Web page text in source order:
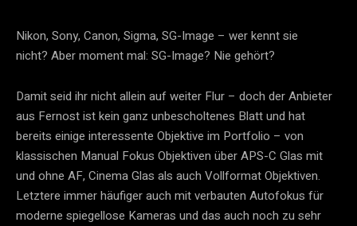
Nikon, Sony, Canon, Sigma, SG-Image – wer kennt sie
nicht? Aber moment mal: SG-Image? Nie gehört?
Damit seid ihr nicht allein auf weiter Flur – doch der Anbieter
aus Fernost ist kein ganz unbescholtenes Blatt und hat
bereits einige interessente Objektive im Portfolio – von
klassischen Manual Fokus Objektiven über APS-C Glas mit
und ohne AF, Cinema Glas als auch Vollformat Objektiven.
Letztere immer häufiger auch mit verbauten Autofokus für
moderne spiegellose Kameras und das auch noch zu sehr